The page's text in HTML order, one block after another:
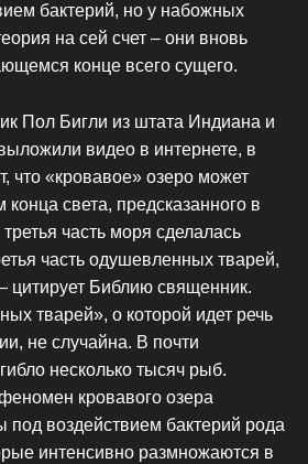
бактерий, но у набожных
на сей счет – они вновь
конце всего сущего.
Пол Бигли из штата Индиана и
видео в интернете, в
что «кровавое» озеро может
света, предсказанного в
часть моря сделалась
часть одушевленных тварей,
Библию священник.
тварей», о которой идет речь
не случайна. В почти
несколько тысяч рыб.
кровавого озера
воздействием бактерий рода
интенсивно размножаются в